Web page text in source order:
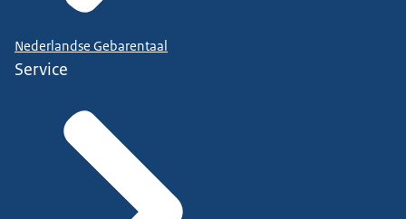
Nederlandse Gebarentaal
Service